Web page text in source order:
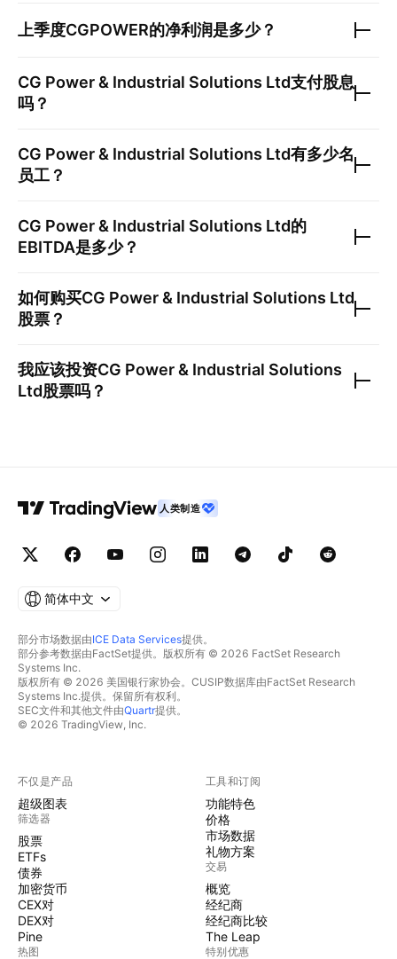
上季度CGPOWER的净利润是多少？
CG Power & Industrial Solutions Ltd支付股息
吗？
CG Power & Industrial Solutions Ltd有多少名
员工？
CG Power & Industrial Solutions Ltd的
EBITDA是多少？
如何购买CG Power & Industrial Solutions Ltd
股票？
我应该投资CG Power & Industrial Solutions
Ltd股票吗？
人类制造
简体中文
部分市场数据由ICE Data Services提供。
部分参考数据由FactSet提供。版权所有 © 2026 FactSet Research
Systems Inc.
版权所有 © 2026 美国银行家协会。CUSIP数据库由FactSet Research
Systems Inc.提供。保留所有权利。
SEC文件和其他文件由Quartr提供。
© 2026 TradingView, Inc.
不仅是产品
超级图表
筛选器
股票
ETFs
债券
加密货币
CEX对
DEX对
Pine
热图
工具和订阅
功能特色
价格
市场数据
礼物方案
交易
概览
经纪商
经纪商比较
The Leap
特别优惠